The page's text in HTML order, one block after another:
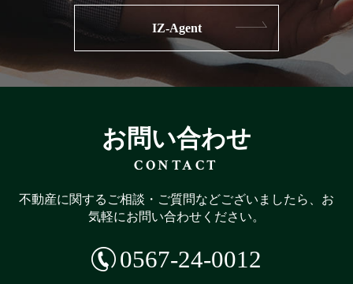
IZ-Agent
お問い合わせ
CONTACT
不動産に関するご相談・ご質問などございましたら、お
気軽にお問い合わせください。
0567-24-0012